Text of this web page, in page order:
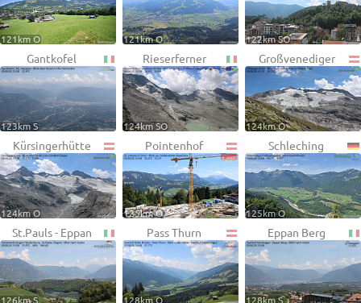
121km O 121km O 122km SO
Gantkofel
123km S
Rieserferner
124km SO
Großvenediger
124km O
Kürsingerhütte
124km O
Pointenhof
125km O
Schleching
125km O
St.Pauls - Eppan
126km S
Pass Thurn
128km O
Eppan Berg
128km S